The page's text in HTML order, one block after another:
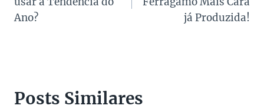
Post
Ano?
já Produzida!
Posts Similares